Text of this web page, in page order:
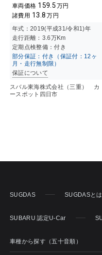
車両価格 159.5 万円
諸費用 13.8 万円
年式：2019(平成31/令和1)年
走行距離： 3.6万Km
定期点検整備：付き
部分保証：付き（保証付：12ヶ
月・走行無制限）
保証について
スバル東海株式会社（三重） カ
ースポット四日市
SUGDAS SUGDASとは
SUBARU 認定U-Car
車種から探す（五十音順）